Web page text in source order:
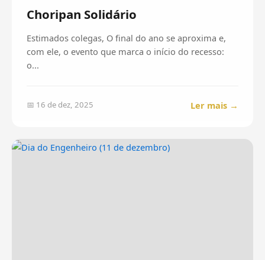
Choripan Solidário
Estimados colegas, O final do ano se aproxima e,
com ele, o evento que marca o início do recesso:
o...
📅 16 de dez, 2025 Ler mais →